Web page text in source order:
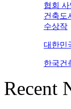
협회
건축도
수상작
대한민
한국건
Recent